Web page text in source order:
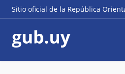
Sitio oficial de la República